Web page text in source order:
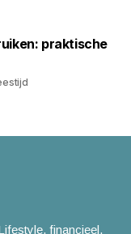
praktische
financieel,